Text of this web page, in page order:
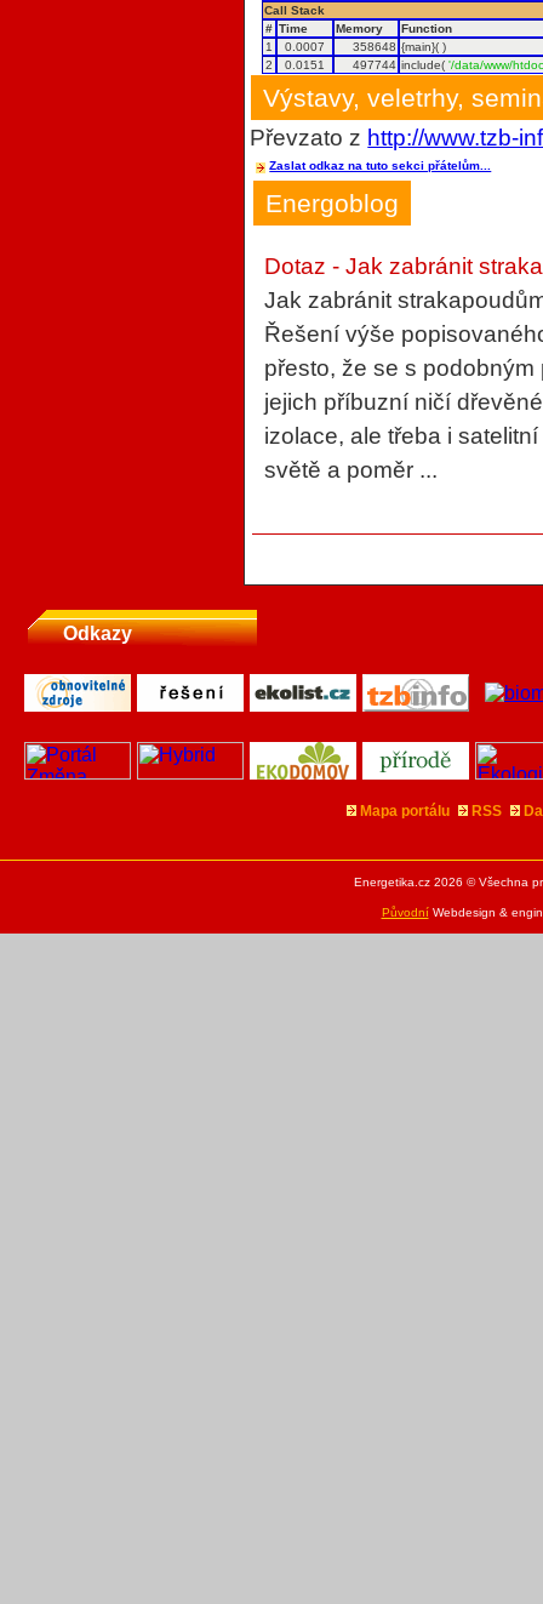
Call Stack
# Time Memory
Function
1
0.0007 358648 {main}( )
2
0.0151 497744 include('/data/www/
Výstavy, veletrhy,
Převzato z http://www.tzb-
Zaslat odkaz na tuto sekci přátelům...
Energoblog
Dotaz - Jak zabránit
Jak zabránit
Řešení výše
přesto, že se s
jejich příbuzní ničí
izolace, ale třeba i
světě a poměr ...
Odkazy
Mapa portálu RSS
Energetika.cz 2026 © Všechna
PůvodníWebdesign &